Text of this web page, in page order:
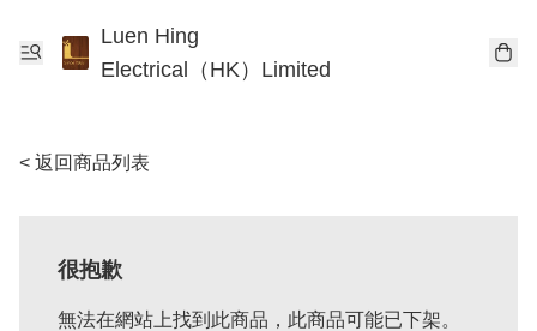
Luen Hing
Electrical（HK）Limited
< 返回商品列表
很抱歉
無法在網站上找到此商品，此商品可能已下架。